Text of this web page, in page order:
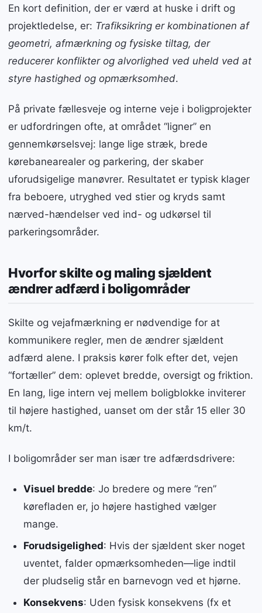
En kort definition, der er værd at huske i drift og
projektledelse, er: Trafiksikring er kombinationen af
geometri, afmærkning og fysiske tiltag, der
reducerer konflikter og alvorlighed ved uheld ved at
styre hastighed og opmærksomhed.
På private fællesveje og interne veje i boligprojekter
er udfordringen ofte, at området “ligner” en
gennemkørselsvej: lange lige stræk, brede
kørebanearealer og parkering, der skaber
uforudsigelige manøvrer. Resultatet er typisk klager
fra beboere, utryghed ved stier og kryds samt
nærved-hændelser ved ind- og udkørsel til
parkeringsområder.
Hvorfor skilte og maling sjældent
ændrer adfærd i boligområder
Skilte og vejafmærkning er nødvendige for at
kommunikere regler, men de ændrer sjældent
adfærd alene. I praksis kører folk efter det, vejen
“fortæller” dem: oplevet bredde, oversigt og friktion.
En lang, lige intern vej mellem boligblokke inviterer
til højere hastighed, uanset om der står 15 eller 30
km/t.
I boligområder ser man især tre adfærdsdrivere:
Visuel bredde: Jo bredere og mere “ren”
kørefladen er, jo højere hastighed vælger
mange.
Forudsigelighed: Hvis der sjældent sker noget
uventet, falder opmærksomheden—lige indtil
der pludselig står en barnevogn ved et hjørne.
Konsekvens: Uden fysisk konsekvens (fx et